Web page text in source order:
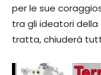
per le sue
tra gli ideatori della
tratta, chiuderà